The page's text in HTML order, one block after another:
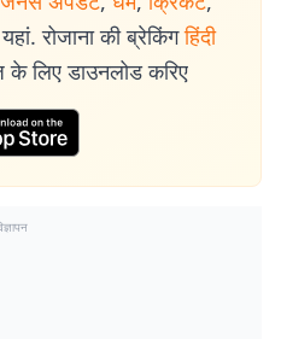
रोजाना की ब्रेकिंग हिंदी
लिए डाउनलोड करिए